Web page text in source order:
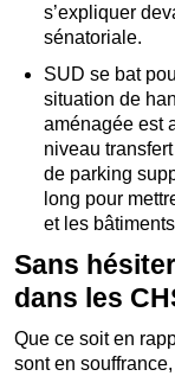
s’expliquer
sénatoriale.
SUD se bat
situation de
aménagée est
niveau
de parking
long pour
et les
Sans
dans les
Que ce soit en
sont en